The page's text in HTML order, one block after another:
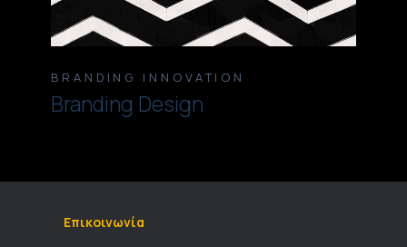
BRANDING INNOVATION
Branding Design
Επικοινωνία